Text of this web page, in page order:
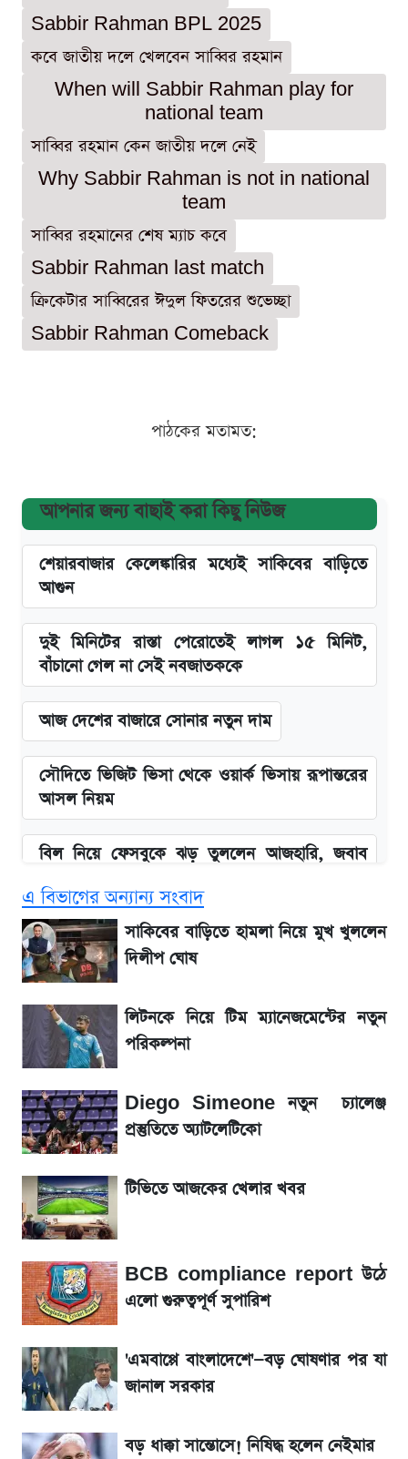
Sabbir Rahman BPL 2025
কবে জাতীয় দলে খেলবেন সাব্বির রহমান
When will Sabbir Rahman play for
national team
সাব্বির রহমান কেন জাতীয় দলে নেই
Why Sabbir Rahman is not in national
team
সাব্বির রহমানের শেষ ম্যাচ কবে
Sabbir Rahman last match
ক্রিকেটার সাব্বিরের ঈদুল ফিতরের শুভেচ্ছা
Sabbir Rahman Comeback
পাঠকের মতামত:
আপনার জন্য বাছাই করা কিছু নিউজ
শেয়ারবাজার কেলেঙ্কারির মধ্যেই সাকিবের বাড়িতে
আগুন
দুই মিনিটের রাস্তা পেরোতেই লাগল ১৫ মিনিট,
বাঁচানো গেল না সেই নবজাতককে
আজ দেশের বাজারে সোনার নতুন দাম
সৌদিতে ভিজিট ভিসা থেকে ওয়ার্ক ভিসায় রূপান্তরের
আসল নিয়ম
বিল নিয়ে ফেসবুকে ঝড় তুললেন আজহারি, জবাব
বাংলাদেশ নিয়ে যা বললেন সজীব ওয়াজেদ জয়
২ লাখ মানুষ অপেক্ষায়, কিন্তু দেখা গেল না শেখ
হাসিনাকে! এরপর যা ঘটল...
আগামী ৪ দিনের আবহাওয়া নিয়ে বড় সতর্কবার্তা
লিটনকে নিয়ে টিম ম্যানেজমেন্টের নতুন পরিকল্পনা
আগামীকালই স্পষ্ট হবে এসএসসি ফল প্রকাশের
তারিখ
ঘোষ
শেখ হাসিনার দেশে ফেরা নিয়ে যা বললেন রুমিন
ফারহানা
লাফিয়ে বাড়ল স্বর্ণের দাম, এক মাসের মধ্যে সর্বোচ্চ
রেকর্ড
এ বিভাগের অন্যান্য সংবাদ
সাকিবের বাড়িতে হামলা নিয়ে মুখ খুললেন
দিলীপ ঘোষ
লিটনকে নিয়ে টিম ম্যানেজমেন্টের নতুন
পরিকল্পনা
Diego Simeone নতুন চ্যালেঞ্জ
প্রস্তুতিতে অ্যাটলেটিকো
টিভিতে আজকের খেলার খবর
BCB compliance report উঠে
এলো গুরুত্বপূর্ণ সুপারিশ
'এমবাপ্পে বাংলাদেশে'—বড় ঘোষণার পর যা
জানাল সরকার
বড় ধাক্কা সান্তোসে! নিষিদ্ধ হলেন নেইমার